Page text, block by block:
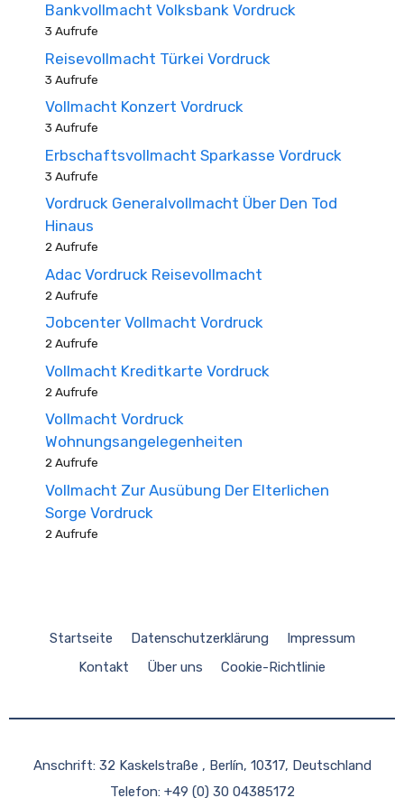
Bankvollmacht Volksbank Vordruck
3 Aufrufe
Reisevollmacht Türkei Vordruck
3 Aufrufe
Vollmacht Konzert Vordruck
3 Aufrufe
Erbschaftsvollmacht Sparkasse Vordruck
3 Aufrufe
Vordruck Generalvollmacht Über Den Tod
Hinaus
2 Aufrufe
Adac Vordruck Reisevollmacht
2 Aufrufe
Jobcenter Vollmacht Vordruck
2 Aufrufe
Vollmacht Kreditkarte Vordruck
2 Aufrufe
Vollmacht Vordruck
Wohnungsangelegenheiten
2 Aufrufe
Vollmacht Zur Ausübung Der Elterlichen
Sorge Vordruck
2 Aufrufe
Startseite Datenschutzerklärung
Impressum
Kontakt
Über uns Cookie-Richtlinie
Anschrift: 32 Kaskelstraße , Berlín, 10317, Deutschland
Telefon: +49 (0) 30 04385172